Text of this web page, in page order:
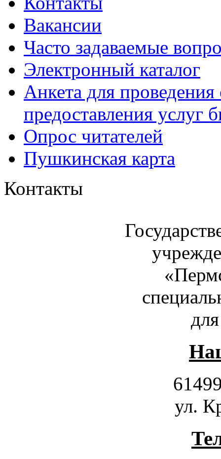
Вакансии
Часто задаваемые
Электронный каталог
Анкета для проведения
предоставления услуг
Опрос читателей
Пушкинская карта
Контакты
ул.